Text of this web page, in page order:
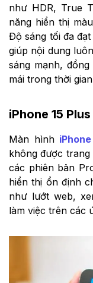
như HDR, True
năng hiển thị
Độ sáng tối đa
giúp nội dung
sáng mạnh,
mái trong thời
iPhone 15
Màn hình
không được
các phiên bản
hiển thị ổn định
như lướt web,
làm việc trên các